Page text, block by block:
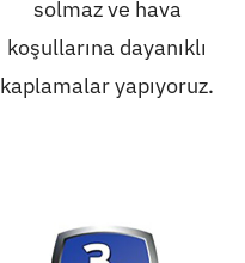
solmaz ve hava
koşullarına dayanıklı
kaplamalar yapıyoruz.